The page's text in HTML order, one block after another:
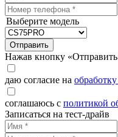
Выберите модель
Отправить
Нажав кнопку
даю согласие на
соглашаюсь с политикой
Записаться на тест-драйв